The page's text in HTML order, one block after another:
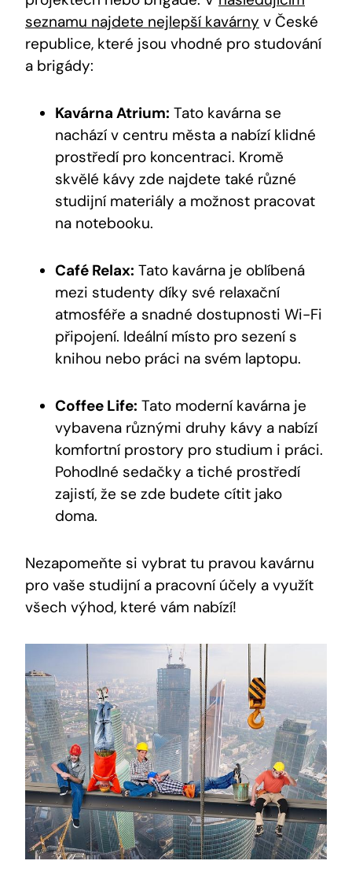
seznamu najdete nejlepší kavárny v České
republice, které jsou vhodné pro studování
a brigády:
Kavárna Atrium: Tato kavárna se
nachází v centru města a nabízí klidné
prostředí pro koncentraci. Kromě
skvělé kávy zde najdete také různé
studijní materiály a možnost pracovat
na notebooku.
Café Relax: Tato kavárna je oblíbená
mezi studenty díky své relaxační
atmosféře a snadné dostupnosti Wi-Fi
připojení. Ideální místo pro sezení s
knihou nebo práci na svém laptopu.
Coffee Life: Tato moderní kavárna je
vybavena různými druhy kávy a nabízí
komfortní prostory pro studium i práci.
Pohodlné sedačky a tiché prostředí
zajistí, že se zde budete cítit jako
doma.
Nezapomeňte si vybrat tu pravou kavárnu
pro vaše studijní a pracovní účely a využít
všech výhod, které vám nabízí!